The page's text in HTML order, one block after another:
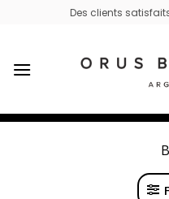
Des clients satisfaits